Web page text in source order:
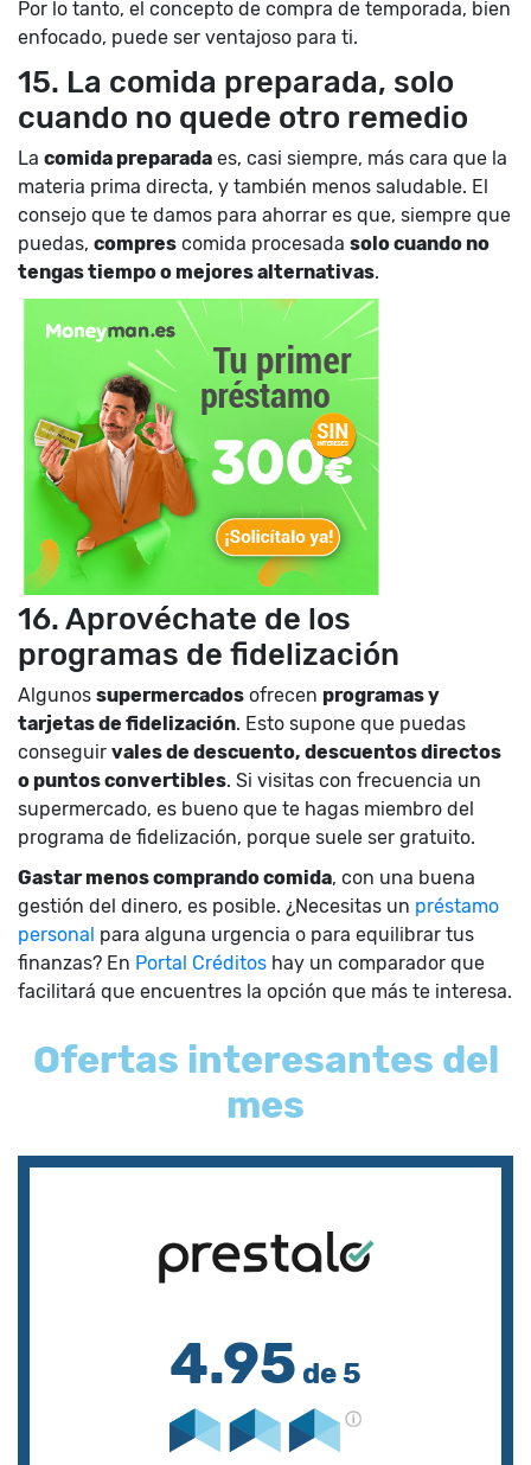
Por lo tanto, el concepto de compra de temporada, bien
enfocado, puede ser ventajoso para ti.
15. La comida preparada, solo
cuando no quede otro remedio
La comida preparada es, casi siempre, más cara que la
materia prima directa, y también menos saludable. El
consejo que te damos para ahorrar es que, siempre que
puedas, compres comida procesada solo cuando no
tengas tiempo o mejores alternativas.
16. Aprovéchate de los
programas de fidelización
Algunos supermercados ofrecen programas y
tarjetas de fidelización. Esto supone que puedas
conseguir vales de descuento, descuentos directos
o puntos convertibles. Si visitas con frecuencia un
supermercado, es bueno que te hagas miembro del
programa de fidelización, porque suele ser gratuito.
Gastar menos comprando comida, con una buena
gestión del dinero, es posible. ¿Necesitas un préstamo
personal para alguna urgencia o para equilibrar tus
finanzas? En Portal Créditos hay un comparador que
facilitará que encuentres la opción que más te interesa.
Ofertas interesantes del
mes
4.95 de 5